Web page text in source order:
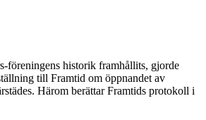
föreningens historik framhållits, gjorde
till Framtid om öpp­nandet av
Härom berättar Framtids protokoll i